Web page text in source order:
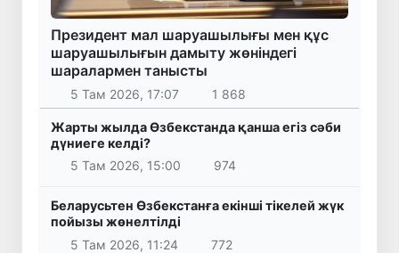
Президент мал шаруашылығы мен құс
шаруашылығын дамыту жөніндегі
шаралармен танысты
5 Там 2026, 17:07 1 868
Жарты жылда Өзбекстанда қанша егіз сәби
дүниеге келді?
5 Там 2026, 15:00
974
Беларусьтен Өзбекстанға екінші тікелей жүк
пойызы жөнелтілді
5 Там 2026, 11:24
772